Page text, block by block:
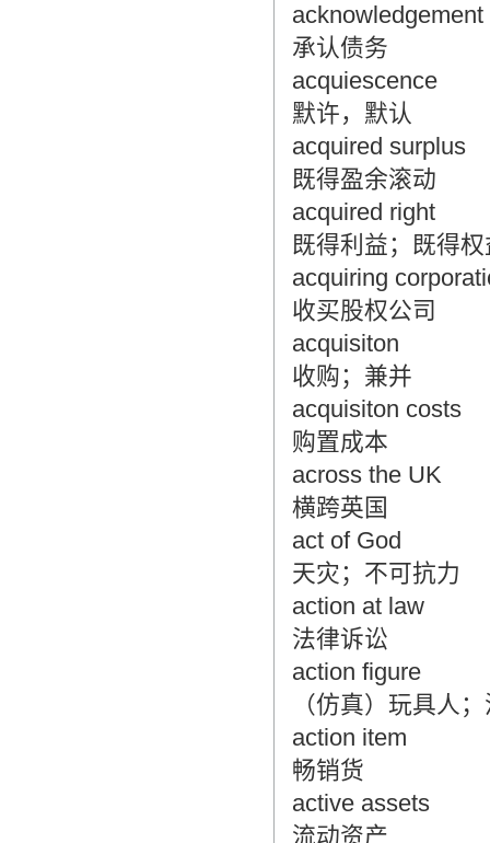
承认债务
acquiescence
默许，默认
acquired surplus
既得盈余滚动
acquired right
既得利益；既得权
acquiring
收买股权公司
acquisiton
收购；兼并
acquisiton costs
购置成本
across the UK
横跨英国
act of God
天灾；不可抗力
action at law
法律诉讼
action figure
（仿真）玩具人
action item
畅销货
active assets
流动资产